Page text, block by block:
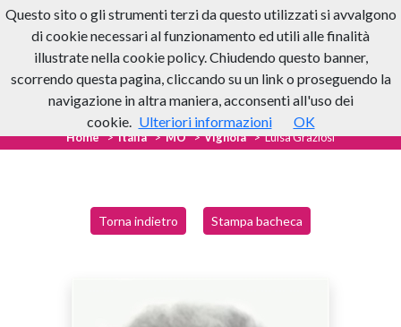
Home Italia MO Vignola Luisa Graziosi
Torna indietro Stampa bacheca
Questo sito o gli strumenti terzi da questo utilizzati si avvalgono
di cookie necessari al funzionamento ed utili alle finalità
illustrate nella cookie policy. Chiudendo questo banner,
scorrendo questa pagina, cliccando su un link o proseguendo la
navigazione in altra maniera, acconsenti all'uso dei
cookie. Ulteriori informazioni OK